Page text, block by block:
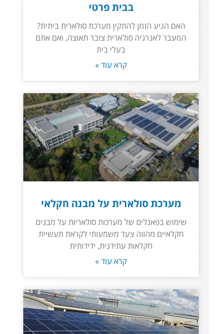
בבית פרטי
האם הגיע הזמן להתקין מערכת סולארית ביתית?
המעבר לאנרגיה סולארית צובר תאוצה, ואם אתם
בעלי בית
קרא עוד »
מערכת סולארית על מבנה חקלאי
שימוש בפאנלים של מערכות סולאריות על מבנים
חקלאיים מהווה צעד משמעותי לקראת תעשיית
חקלאות עתידנית, ידידותית
קרא עוד »